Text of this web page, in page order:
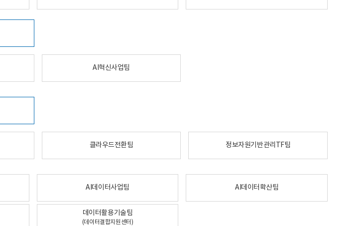
AI혁신사업팀
클라우드전환팀 정보자원기반관리TF팀
AI데이터사업팀 AI데이터확산팀
데이터활용기술팀
(데이터결합지원센터)